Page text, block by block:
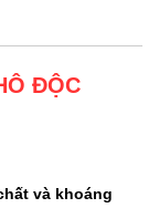
ĐỘC
và khoáng